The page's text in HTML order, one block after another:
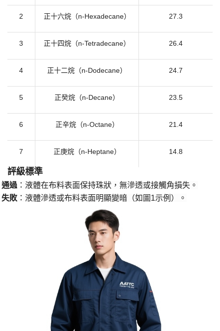
2 正十六烷（n-Hexadecane） 27.3
3 正十四烷（n-Tetradecane） 26.4
4 正十二烷（n-Dodecane） 24.7
5 正癸烷（n-Decane） 23.5
6 正辛烷（n-Octane） 21.4
7 正庚烷（n-Heptane） 14.8
​評級標準​
​通過​ ​：液體在布料表面保持珠狀，無滲透或接觸角損失。
​失敗​ ​：液體滲透或布料表面明顯變暗（如圖1示例）。